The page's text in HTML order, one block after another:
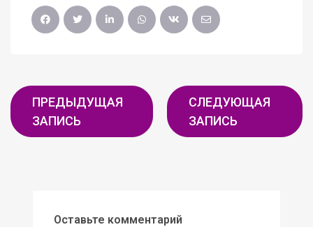
ПРЕДЫДУЩАЯ
ЗАПИСЬ
СЛЕДУЮЩАЯ
ЗАПИСЬ
Оставьте комментарий